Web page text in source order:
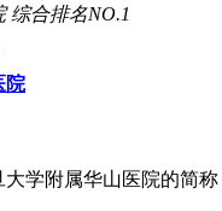
综合排名NO.1
院
大学附属华山医院的简